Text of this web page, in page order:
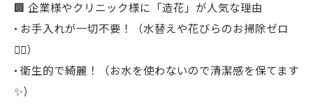
🏢 企業様やクリニック様に「造花」が人気な理由
• お手入れが一切不要！（水替えや花びらのお掃除ゼロ
🙅‍♀️）
• 衛生的で綺麗！（お水を使わないので清潔感を保てます
✨）